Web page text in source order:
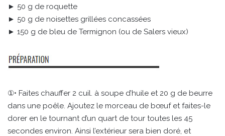
► 50 g de roquette
► 50 g de noisettes grillées concassées
► 150 g de bleu de Termignon (ou de Salers vieux)
①• Faites chauffer 2 cuil. à soupe d’huile et 20 g de beurre
dans une poêle. Ajoutez le morceau de bœuf et faites-le
dorer en le tournant d’un quart de tour toutes les 45
secondes environ. Ainsi l’extérieur sera bien doré, et